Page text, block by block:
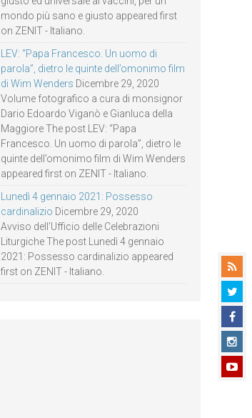
mondo più sano e giusto appeared first
on ZENIT - Italiano.
LEV: “Papa Francesco. Un uomo di
parola”, dietro le quinte dell’omonimo film
di Wim Wenders Dicembre 29, 2020
Volume fotografico a cura di monsignor
Dario Edoardo Viganò e Gianluca della
Maggiore The post LEV: “Papa
Francesco. Un uomo di parola”, dietro le
quinte dell’omonimo film di Wim Wenders
appeared first on ZENIT - Italiano.
Lunedì 4 gennaio 2021: Possesso
cardinalizio Dicembre 29, 2020
Avviso dell’Ufficio delle Celebrazioni
Liturgiche The post Lunedì 4 gennaio
2021: Possesso cardinalizio appeared
first on ZENIT - Italiano.